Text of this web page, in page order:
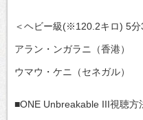
＜ヘビー級(※120.2キロ) 5分
アラン・ンガラニ（香港）
ウマウ・ケニ（セネガル）
■ONE Unbreakable III視聴方